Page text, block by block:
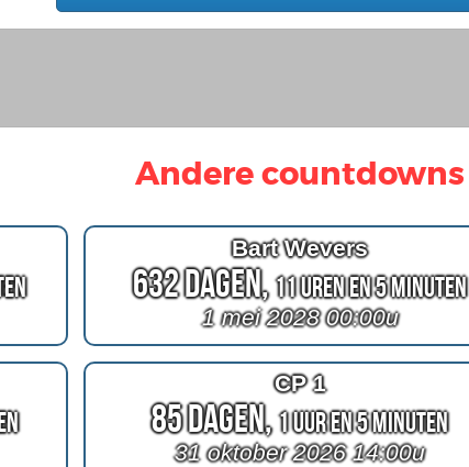
Andere countdowns
Bart Wevers
632 Dagen,11 Uren en 5 Minuten
1 mei 2028 00:00u
CP 1
85 Dagen,1 Uur en 5 Minuten
31 oktober 2026 14:00u